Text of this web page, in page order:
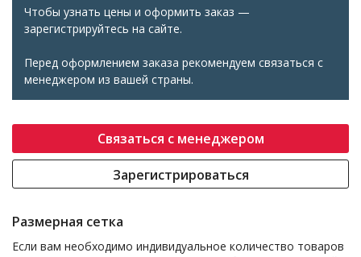
Чтобы узнать цены и оформить заказ —
зарегистрируйтесь на сайте.
Перед оформлением заказа рекомендуем связаться с
менеджером из вашей страны.
Связаться с менеджером
Зарегистрироваться
Размерная сетка
Если вам необходимо индивидуальное количество товаров